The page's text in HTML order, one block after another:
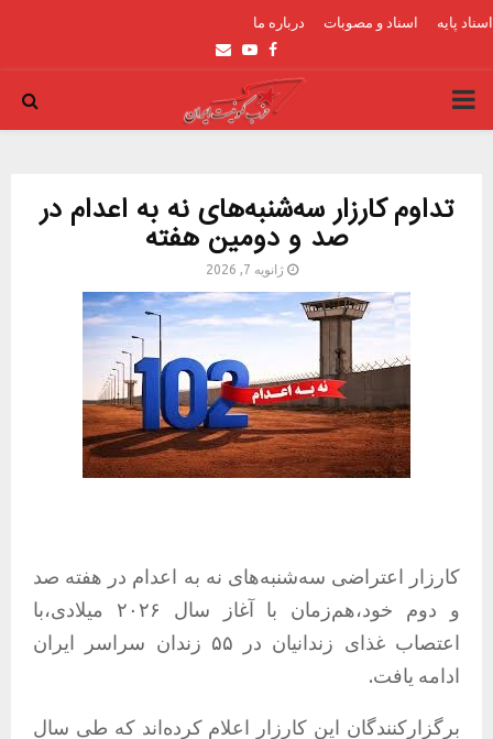
اسناد پایه اسناد و مصوبات درباره ما
Facebook
Youtube
Email
PRIMARY
تداوم کارزار سه‌شنبه‌های نه به اعدام در
صد و دومین هفته
ژانویه 7, 2026
کارزار اعتراضی سه‌شنبه‌های نه به اعدام در هفته صد
و دوم خود،هم‌زمان با آغاز سال ۲۰۲۶ میلادی،با
اعتصاب غذای زندانیان در ۵۵ زندان سراسر ایران
ادامه یافت.
برگزارکنندگان این کارزار اعلام کرده‌اند که طی سال